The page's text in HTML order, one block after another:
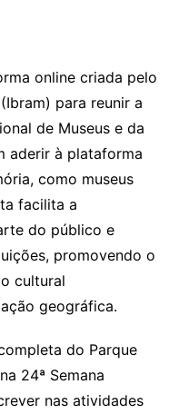
online criada pelo
para reunir a
de Museus e da
aderir à plataforma
como museus
facilita a
do público e
promovendo o
cultural
geográfica.
do Parque
24ª Semana
nas atividades